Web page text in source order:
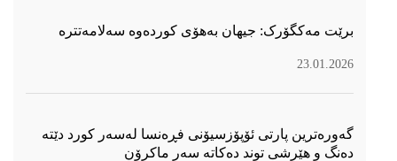
برێت مەکگۆرک: جیهان بەهۆی کوردەوە سەلامەتترە
23.01.2026
گەورەترین پارتی ئۆپۆزسیۆنی فڕەنسا لەسەر كورد دێتە
دەنگ و هێرشی توند دەكاتە سەر ماكرۆن